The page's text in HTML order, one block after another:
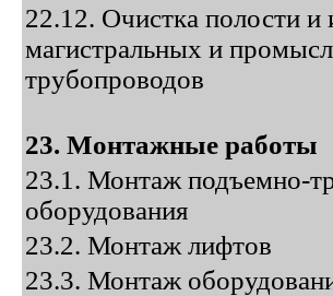
22.12. Очистка полости и
магистральных и
трубопроводов
23. Монтажные работы
23.1. Монтаж подъемно-
оборудования
23.2. Монтаж лифтов
23.3. Монтаж